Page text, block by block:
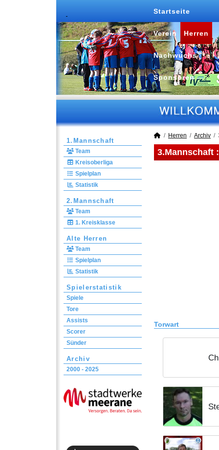
Startseite
Verein Herren
Nachwuchs
Sponsoren
1.Mannschaft
Team
Kreisoberliga
Spielplan
Statistik
2.Mannschaft
Team
1. Kreisklasse
Alte Herren
Team
Spielplan
Statistik
Spielerstatistik
Spiele
Tore
Assists
Scorer
Sünder
Archiv
2000 - 2025
Herren Archiv
3.Mannschaft
Torwart